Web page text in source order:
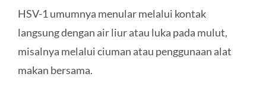
HSV-1 umumnya menular melalui kontak
langsung dengan air liur atau luka pada mulut,
misalnya melalui ciuman atau penggunaan alat
makan bersama.